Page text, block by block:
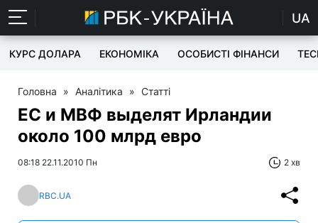
UA
КУРС ДОЛАРА ЕКОНОМІКА ОСОБИСТІ ФІНАНСИ
Головна » Аналітика » Статті
ЕС и МВФ выделят Ирландии
около 100 млрд евро
08:18 22.11.2010 Пн 2 хв
RBC.UA